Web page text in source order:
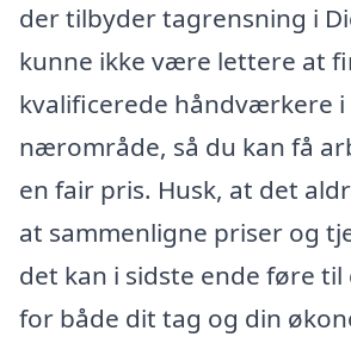
der tilbyder tagrensning i
kunne ikke være lettere at
kvalificerede håndværkere i
nærområde, så du kan få
en fair pris. Husk, at det
at sammenligne priser og
det kan i sidste ende føre
for både dit tag og din